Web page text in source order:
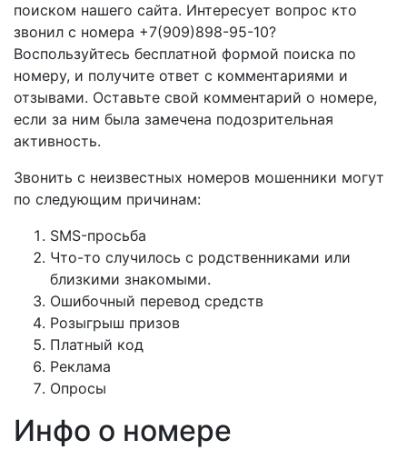
поиском нашего сайта. Интересует вопрос кто
звонил с номера +7(909)898-95-10?
Воспользуйтесь бесплатной формой поиска по
номеру, и получите ответ с комментариями и
отзывами. Оставьте свой комментарий о номере,
если за ним была замечена подозрительная
активность.
Звонить с неизвестных номеров мошенники могут
по следующим причинам:
SMS-просьба
Что-то случилось с родственниками или
близкими знакомыми.
Ошибочный перевод средств
Розыгрыш призов
Платный код
Реклама
Опросы
Инфо о номере